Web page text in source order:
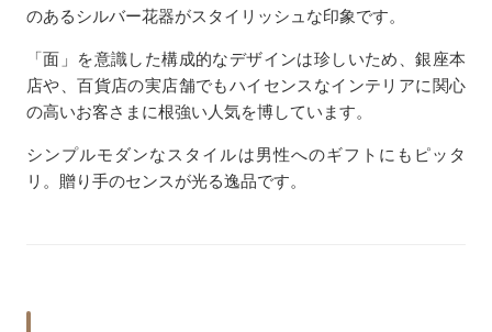
のあるシルバー花器がスタイリッシュな印象です。
「面」を意識した構成的なデザインは珍しいため、銀座本
店や、百貨店の実店舗でもハイセンスなインテリアに関心
の高いお客さまに根強い人気を博しています。
シンプルモダンなスタイルは男性へのギフトにもピッタ
リ。贈り手のセンスが光る逸品です。